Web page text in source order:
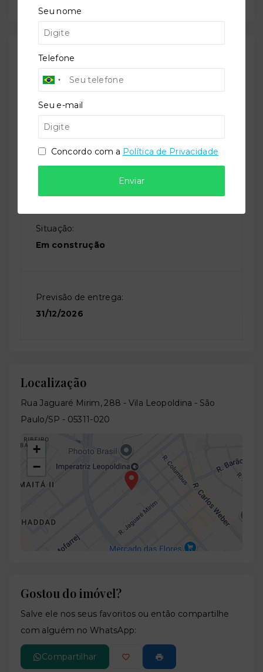
Outras Informações
Referência:
O-38740-61139
Situação:
Em construção
Previsão de entrega:
31/12/2026
Localização
Rua Jaguaré Mirim, 288 - Vila Leopoldina - São
Paulo/SP - 05311-020
+
−
Gostou do imóvel?
Salve ele nos seus favoritos ou então compartilhe
com alguém no WhatsApp:
Compartilhar
Seu nome
Telefone
Seu e-mail
Concordo com a Política de Privacidade
Enviar